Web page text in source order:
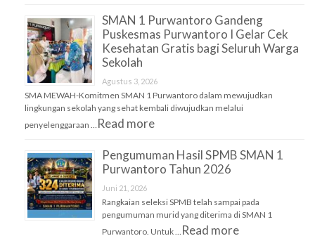
SMAN 1 Purwantoro Gandeng
Puskesmas Purwantoro I Gelar Cek
Kesehatan Gratis bagi Seluruh Warga
Sekolah
Agustus 3, 2026
SMA MEWAH-Komitmen SMAN 1 Purwantoro dalam mewujudkan
lingkungan sekolah yang sehat kembali diwujudkan melalui
penyelenggaraan …
Read more
Pengumuman Hasil SPMB SMAN 1
Purwantoro Tahun 2026
Juni 21, 2026
Rangkaian seleksi SPMB telah sampai pada
pengumuman murid yang diterima di SMAN 1
Purwantoro. Untuk …
Read more